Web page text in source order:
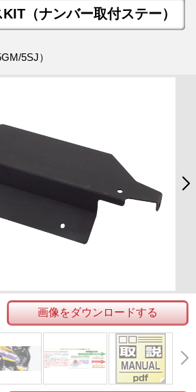
（ナンバー取付ステー）
5SJ）
画像をダウンロードする